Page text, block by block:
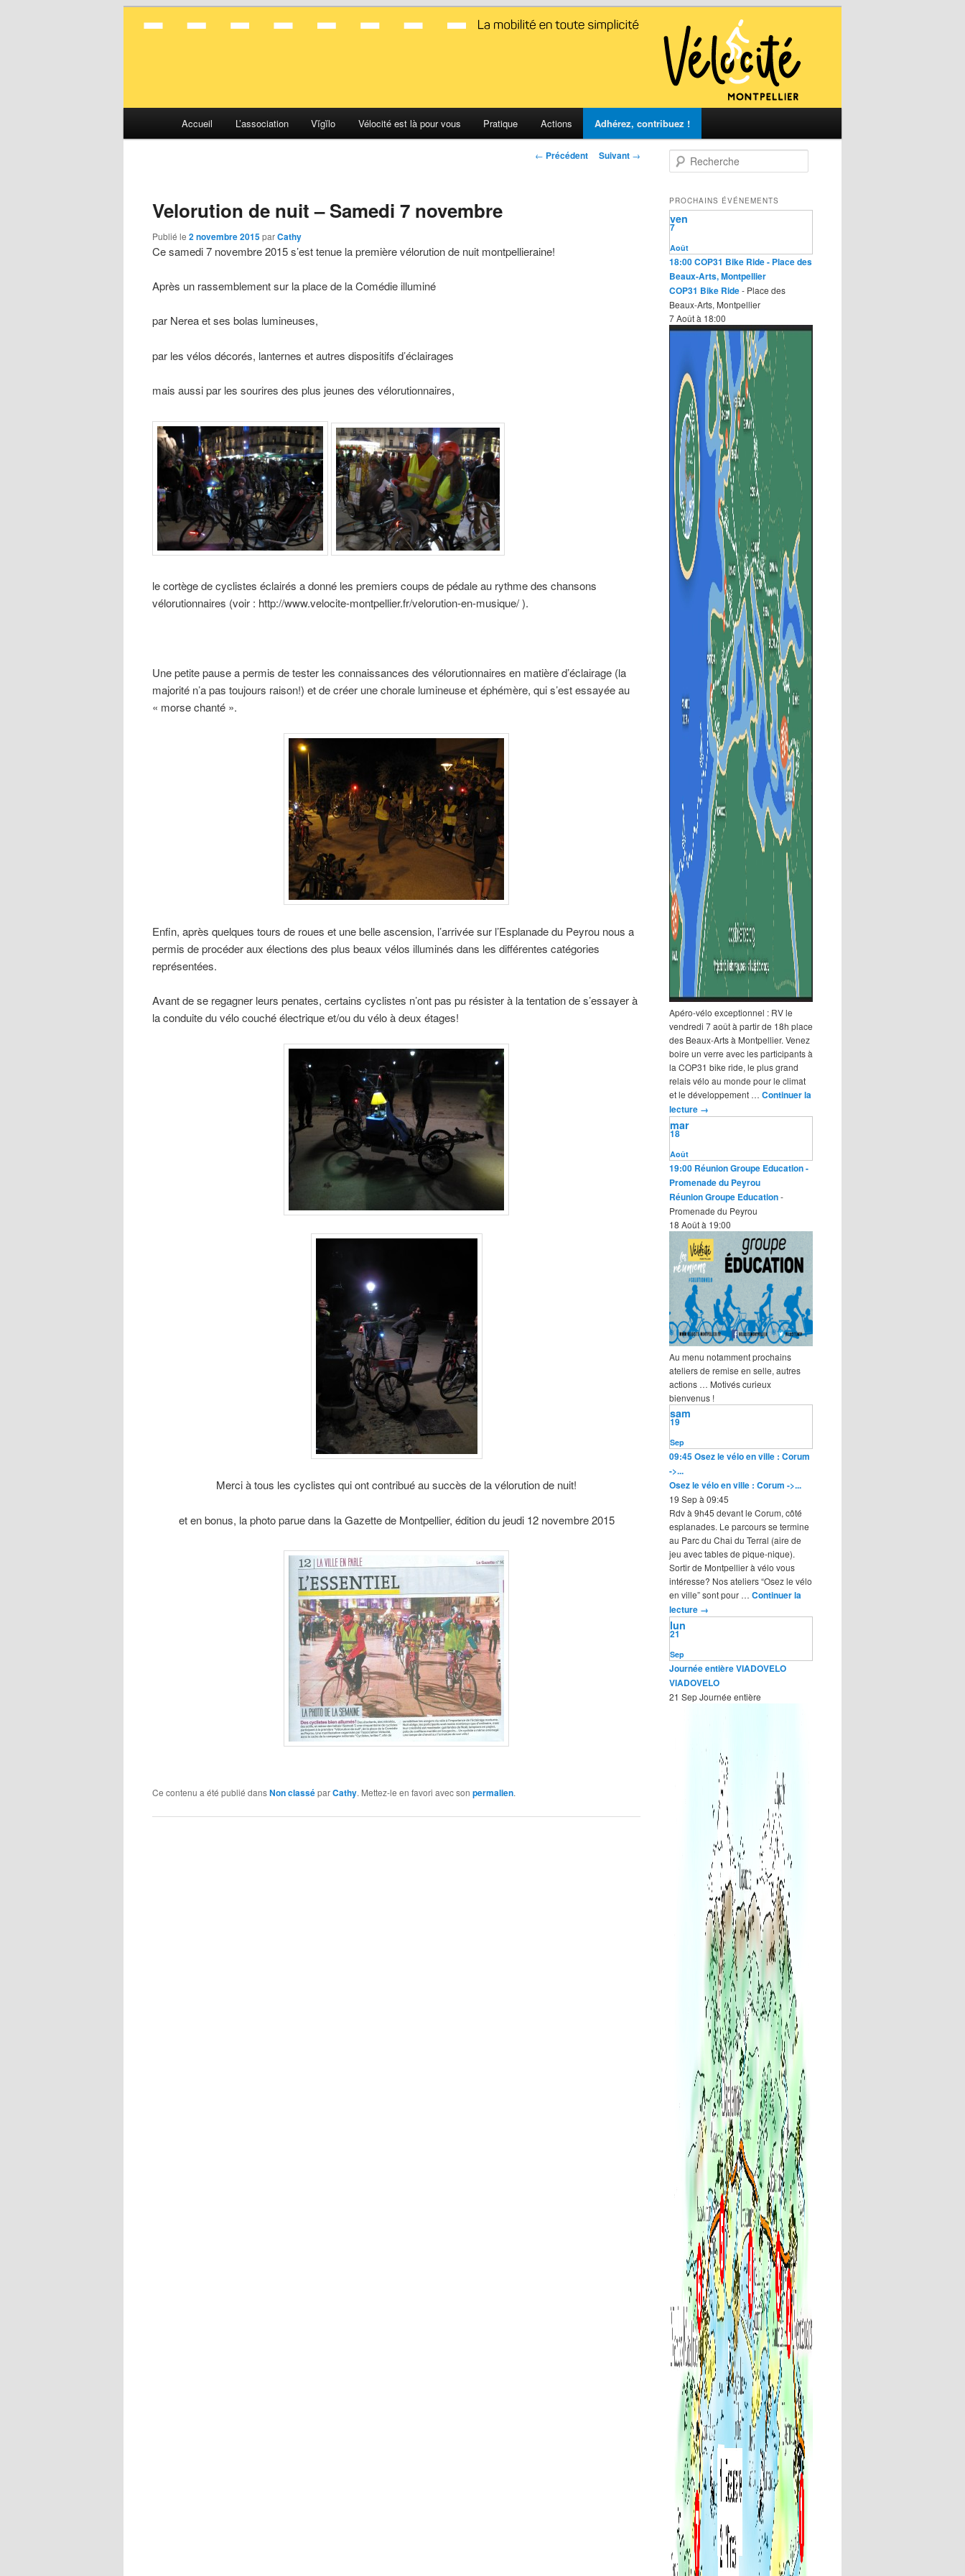
Aller
principal
Aller
secondaire
Accueil L’association Vĭgĭlo Vélocité est là pour vous Pratique Actions Adhérez, contribuez !
Navigation
← Précédent Suivant →
Velorution de nuit – Samedi 7 novembre
Publié le 2 novembre 2015parCathy
Ce samedi 7 novembre 2015 s’est tenue la première vélorution de nuit montpellieraine!
Après un rassemblement sur la place de la Comédie illuminé
par Nerea et ses bolas lumineuses,
par les vélos décorés, lanternes et autres dispositifs d’éclairages
mais aussi par les sourires des plus jeunes des vélorutionnaires,
le cortège de cyclistes éclairés a donné les premiers coups de pédale au rythme des chansons
vélorutionnaires (voir : http://www.velocite-montpellier.fr/velorution-en-musique/ ).
Une petite pause a permis de tester les connaissances des vélorutionnaires en matière d’éclairage (la
majorité n’a pas toujours raison!) et de créer une chorale lumineuse et éphémère, qui s’est essayée au
« morse chanté ».
Enfin, après quelques tours de roues et une belle ascension, l’arrivée sur l’Esplanade du Peyrou nous a
permis de procéder aux élections des plus beaux vélos illuminés dans les différentes catégories
représentées.
Avant de se regagner leurs penates, certains cyclistes n’ont pas pu résister à la tentation de s’essayer à
la conduite du vélo couché électrique et/ou du vélo à deux étages!
Merci à tous les cyclistes qui ont contribué au succès de la vélorution de nuit!
et en bonus, la photo parue dans la Gazette de Montpellier, édition du jeudi 12 novembre 2015
Ce contenu a été publié dansNon classéparCathy. Mettez-le en favori avec son permalien.
e
h
e
r
h
e
PROCHAINS ÉVÉNEMENTS
Août
7
ven
18:00COP31 Bike Ride- Place des
Beaux-Arts, Montpellier
COP31 Bike Ride- Place des
Beaux-Arts, Montpellier
7 Août à 18:00
Apéro-vélo exceptionnel : RV le
vendredi 7 août à partir de 18h place
des Beaux-Arts à Montpellier. Venez
boire un verre avec les participants à
la COP31 bike ride, le plus grand
relais vélo au monde pour le climat
et le développement … Continuer la
lecture →
Août
18
mar
19:00 Réunion Groupe Education-
Promenade du Peyrou
Réunion Groupe Education-
Promenade du Peyrou
18 Août à 19:00
Au menu notamment prochains
ateliers de remise en selle, autres
actions … Motivés curieux
bienvenus !
Sep
19
sam
09:45Osez le vélo en ville : Corum
->...
Osez le vélo en ville : Corum ->...
19 Sep à 09:45
Rdv à 9h45 devant le Corum, côté
esplanades. Le parcours se termine
au Parc du Chai du Terral (aire de
jeu avec tables de pique-nique).
Sortir de Montpellier à vélo vous
intéresse? Nos ateliers “Osez le vélo
en ville” sont pour … Continuer la
lecture →
Sep
21
lun
Journée entièreVIADOVELO
VIADOVELO
21 SepJournée entière